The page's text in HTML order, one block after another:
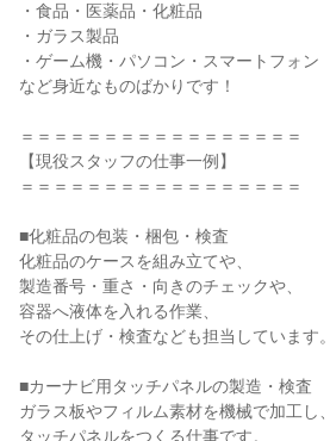
・食品・医薬品・化粧品
・ガラス製品
・ゲーム機・パソコン・スマートフォン
など身近なものばかりです！
＝＝＝＝＝＝＝＝＝＝＝＝＝＝＝＝＝
【現役スタッフの仕事一例】
＝＝＝＝＝＝＝＝＝＝＝＝＝＝＝＝＝
■化粧品の包装・梱包・検査
化粧品のケースを組み立てや、
製造番号・重さ・向きのチェックや、
容器へ液体を入れる作業、
その仕上げ・検査なども担当しています。
■カーナビ用タッチパネルの製造・検査
ガラス板やフィルム素材を機械で加工し、
タッチパネルをつくる仕事です。